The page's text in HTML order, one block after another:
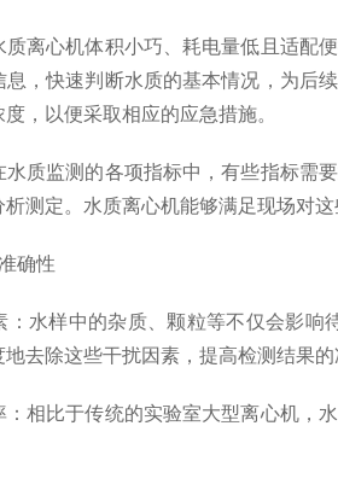
心机体积小巧、耗电量低且适配便
息，快速判断水质的基本情况，为后
，以便采取相应的应急措施。
监测的各项指标中，有些指标需要
测定。水质离心机能够满足现场对
确性
样中的杂质、颗粒等不仅会影响待
去除这些干扰因素，提高检测结果的
比于传统的实验室大型离心机，水